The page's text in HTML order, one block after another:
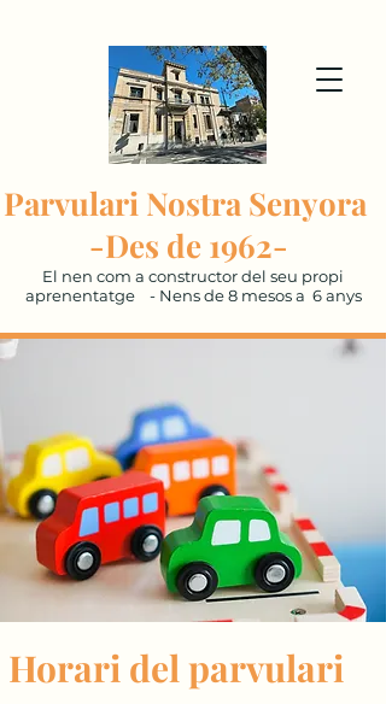
El nen com a constructor del seu propi
aprenentatge - Nens de 8 mesos a 6 anys
Parvulari Nostra Senyora
-Des de 1962-
Horari del parvulari